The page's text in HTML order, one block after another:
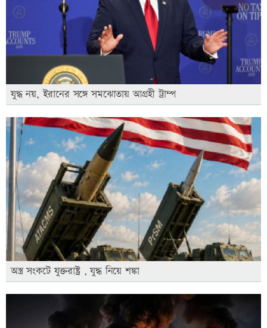
যুদ্ধ নয়, ইরানের সঙ্গে সমঝোতায় আগ্রহী ট্রাম্প
অস্ত্র সংকটে যুক্তরাষ্ট্র , যুদ্ধ নিয়ে শঙ্কা